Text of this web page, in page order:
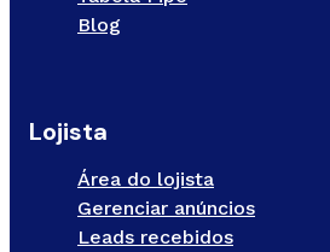
Blog
Lojista
Área do lojista
Gerenciar anúncios
Leads recebidos